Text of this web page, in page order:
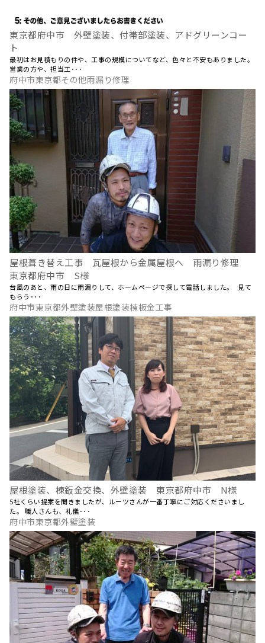
東京都府中市 外壁塗装、付帯部塗装、アドグリーンコー
ト
最初はお見積もりの件や、工事の規模についてなど、色々と不安もありました。
営業の方や、担当工･･･
府中市東京都その他雨漏り修理
屋根葺き替え工事 瓦屋根から金属屋根へ 雨漏り修理
東京都府中市 S様
台風のあと、雨の日に雨漏りして、ホームページで探して電話しました。 見て
もらう･･･
府中市東京都外壁塗装屋根塗装棟板金工事
屋根塗装、棟鈑金交換、外壁塗装 東京都府中市 N様
5社くらい提案を聞きましたが、ルーツさんが一番丁寧にご対応くださいまし
た。 職人さんも、礼儀･･･
府中市東京都外壁塗装